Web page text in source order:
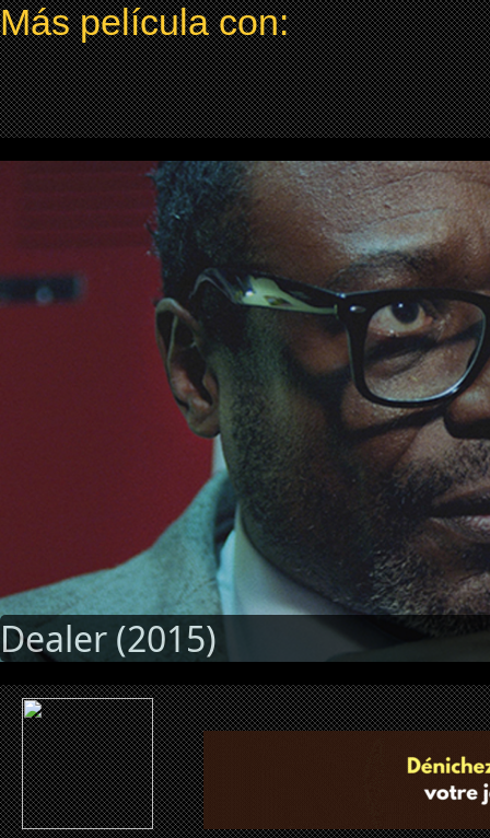
Más película con:
Dealer (2015)